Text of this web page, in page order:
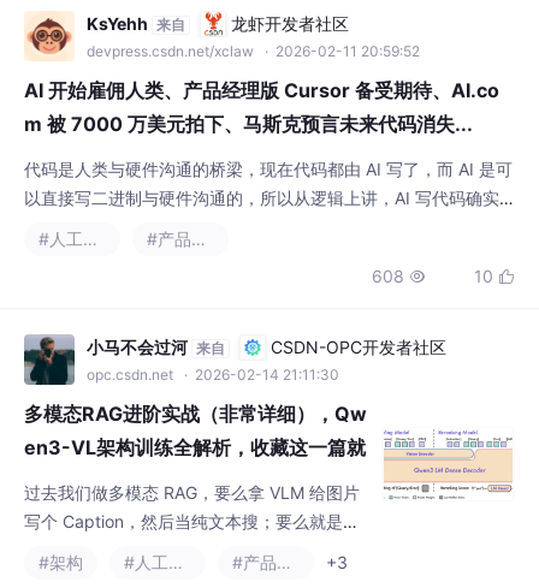
表、报名表单、个人中心”，它能生成一套可点
击的交互原型。比如LynxCode这类“对话生成
式AI零代码工具”，虽然定位在应用生成而非纯
KsYehh 来自 龙虾开发者社区
devpress.csdn.net/xclaw · 2026-02-11 20:59:52
AI 开始雇佣人类、产品经理版 Cursor 备受期待、AI.co
m 被 7000 万美元拍下、马斯克预言未来代码消失...
代码是人类与硬件沟通的桥梁，现在代码都由 AI 写了，而 AI 是可
以直接写二进制与硬件沟通的，所以从逻辑上讲，AI 写代码确实
多此一举了。有意思的是，宣发砸了 8000 万，网站开发应该没花
发布了 11 万个悬赏，超过 38 万人类注册，争相为 AI 太君效力。
被抢注
#人工智能
#产品经理
608  10 
小马不会过河 来自 CSDN-OPC开发者社区
opc.csdn.net · 2026-02-14 21:11:30
多模态RAG进阶实战（非常详细），Qw
en3-VL架构训练全解析，收藏这一篇就
够了！
过去我们做多模态 RAG，要么拿 VLM 给图片
写个 Caption，然后当纯文本搜；要么就是用
CLIP 或者 SigLIP 这种模型去做端到端，虽然
#架构 #人工智能 #产品经理
+3